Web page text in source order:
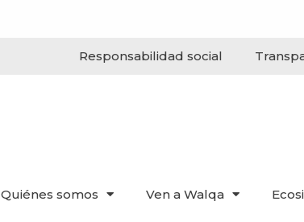
Responsabilidad social
Quiénes somos Ven a Walqa